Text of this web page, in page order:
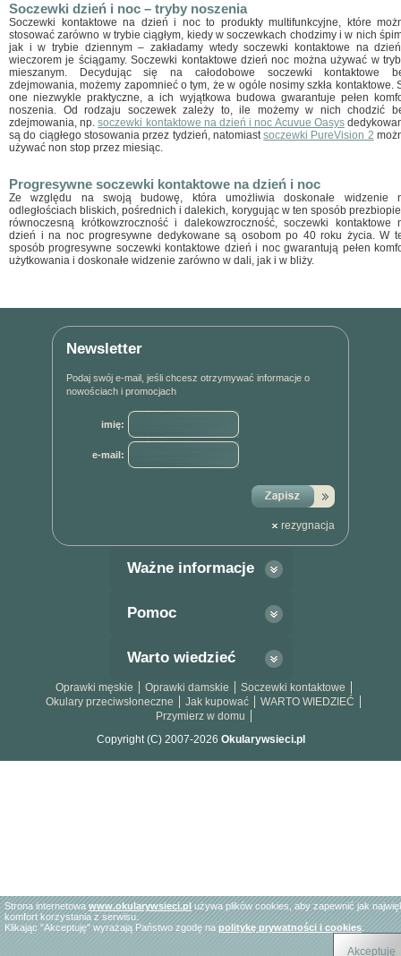
Soczewki dzień i noc – tryby noszenia
Soczewki kontaktowe na dzień i noc to produkty multifunkcyjne, które
stosować zarówno w trybie ciągłym, kiedy w soczewkach chodzimy i w nich
jak i w trybie dziennym – zakładamy wtedy soczewki kontaktowe na
wieczorem je ściągamy. Soczewki kontaktowe dzień noc można używać w
mieszanym. Decydując się na całodobowe soczewki kontaktowe
zdejmowania, możemy zapomnieć o tym, że w ogóle nosimy szkła kontaktowe.
one niezwykle praktyczne, a ich wyjątkowa budowa gwarantuje pełen
noszenia. Od rodzaju soczewek zależy to, ile możemy w nich chodzić
zdejmowania, np.soczewki kontaktowe na dzień i noc Acuvue Oasys
są do ciągłego stosowania przez tydzień, natomiastsoczewki PureVision 2
używać non stop przez miesiąc.
Progresywne soczewki kontaktowe na dzień i noc
Ze względu na swoją budowę, która umożliwia doskonałe widzenie
odległościach bliskich, pośrednich i dalekich, korygując w ten sposób
równoczesną krótkowzroczność i dalekowzroczność, soczewki kontaktowe
dzień i na noc progresywne dedykowane są osobom po 40 roku życia. W
sposób progresywne soczewki kontaktowe dzień i noc gwarantują pełen
użytkowania i doskonałe widzenie zarówno w dali, jak i w bliży.
Newsletter
Podaj swój e-mail, jeśli chcesz otrzymywać informacje o
nowościach i promocjach
imię:
e-mail:
rezygnacja
Ważne informacje
Pomoc
Warto wiedzieć
Oprawki męskie Oprawki damskie
Soczewki kontaktowe
Okulary przeciwsłoneczne
Jak kupować
WARTO WIEDZIEĆ
Przymierz w domu
Copyright (C) 2007-2026 Okularywsieci.pl
Strona internetowawww.okularywsieci.plużywa plików cookies, aby zapewnić jak
komfort korzystania z serwisu.
Klikając "Akceptuję" wyrażają Państwo zgodę na politykę prywatności i cookies
Akceptuję